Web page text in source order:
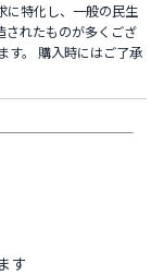
特化し、一般の民生
されたものが多くござ
す。 購入時にはご了承
す